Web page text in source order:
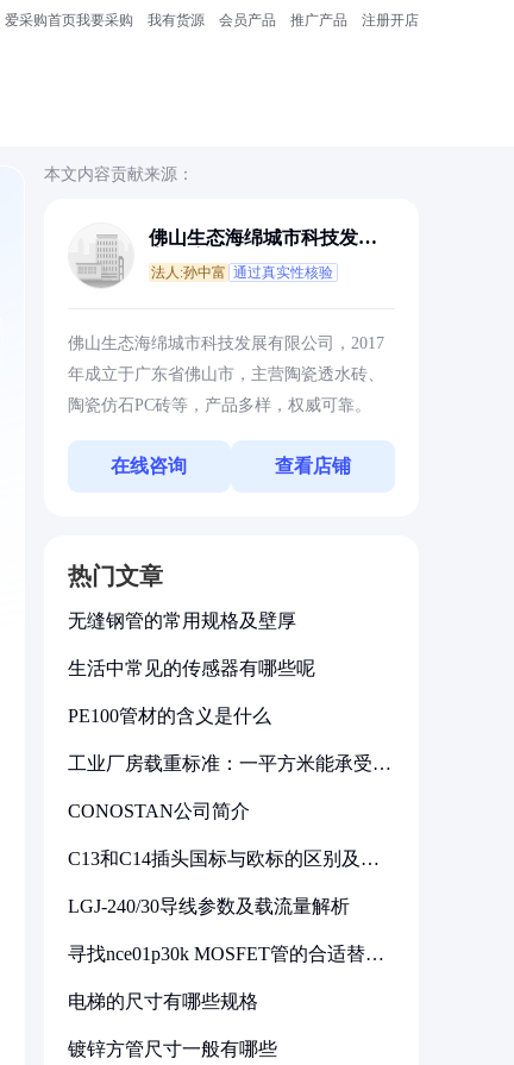
爱采购首页我要采购 我有货源 会员产品 推广产品 注册开店
本文内容贡献来源：
佛山生态海绵城市科技发展
法人:孙中富 通过真实性核验
佛山生态海绵城市科技发展有限公司，2017
年成立于广东省佛山市，主营陶瓷透水砖、
陶瓷仿石PC砖等，产品多样，权威可靠。
在线咨询 查看店铺
热门文章
无缝钢管的常用规格及壁厚
生活中常见的传感器有哪些呢
PE100管材的含义是什么
工业厂房载重标准：一平方米能承受多
CONOSTAN公司简介
C13和C14插头国标与欧标的区别及其
LGJ-240/30导线参数及载流量解析
寻找nce01p30k MOSFET管的合适替代
电梯的尺寸有哪些规格
镀锌方管尺寸一般有哪些